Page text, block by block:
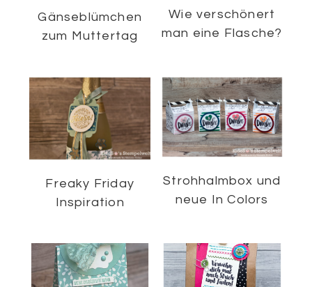
Gänseblümchen
zum Muttertag
Wie verschönert
man eine Flasche?
Freaky Friday
Inspiration
Strohhalmbox und
neue In Colors